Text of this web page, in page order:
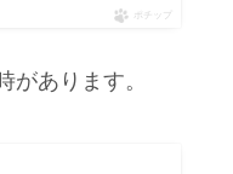
ポチップ
があります。